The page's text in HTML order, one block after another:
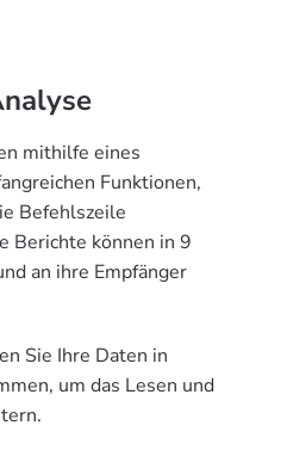
mithilfe eines
Funktionen,
Befehlszeile
Berichte können in 9
an ihre Empfänger
Sie Ihre Daten in
um das Lesen und